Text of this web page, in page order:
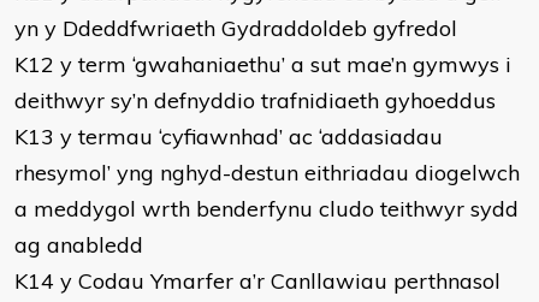
yn y Ddeddfwriaeth Gydraddoldeb gyfredol
K12 y term ‘gwahaniaethu’ a sut mae’n gymwys i
deithwyr sy’n defnyddio trafnidiaeth gyhoeddus
K13 y termau ‘cyfiawnhad’ ac ‘addasiadau
rhesymol’ yng nghyd-destun eithriadau diogelwch
a meddygol wrth benderfynu cludo teithwyr sydd
ag anabledd
K14 y Codau Ymarfer a’r Canllawiau perthnasol